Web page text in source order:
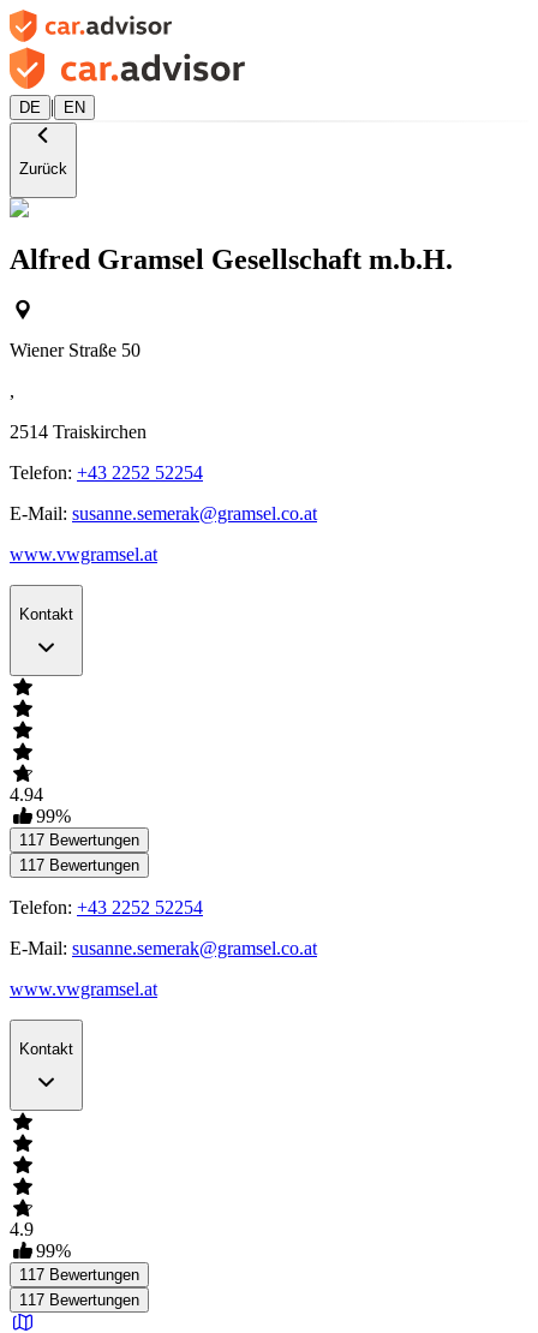
DE | EN
Zurück
Alfred Gramsel Gesellschaft m.b.H.
Wiener Straße 50
,
2514 Traiskirchen
Telefon: +43 2252 52254
E-Mail: susanne.semerak@gramsel.co.at
www.vwgramsel.at
Kontakt
4.94
99%
117 Bewertungen
117 Bewertungen
Telefon: +43 2252 52254
E-Mail: susanne.semerak@gramsel.co.at
www.vwgramsel.at
Kontakt
4.9
99%
117 Bewertungen
117 Bewertungen